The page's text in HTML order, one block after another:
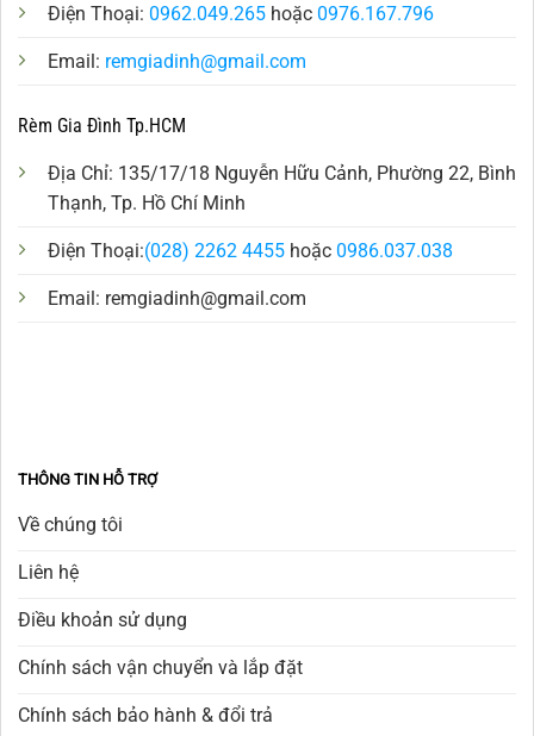
Điện Thoại: 0962.049.265 hoặc 0976.167.796
Email: remgiadinh@gmail.com
Rèm Gia Đình Tp.HCM
Địa Chỉ: 135/17/18 Nguyễn Hữu Cảnh, Phường 22, Bình
Thạnh, Tp. Hồ Chí Minh
Điện Thoại:(028) 2262 4455 hoặc 0986.037.038
Email: remgiadinh@gmail.com
THÔNG TIN HỖ TRỢ
Về chúng tôi
Liên hệ
Điều khoản sử dụng
Chính sách vận chuyển và lắp đặt
Chính sách bảo hành & đổi trả